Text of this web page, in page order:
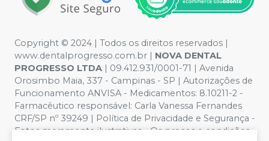
Copyright © 2024 | Todos os direitos reservados |
www.dentalprogresso.com.br | NOVA DENTAL
PROGRESSO LTDA | 09.412.931/0001-71 | Avenida
Orosimbo Maia, 337 - Campinas - SP | Autorizações de
Funcionamento ANVISA - Medicamentos: 8.10211-2 -
Farmacêutico responsável: Carla Vanessa Fernandes
CRF/SP nº 39249 | Política de Privacidade e Segurança -
Fotos meramente ilustrativas - Os preços e condições